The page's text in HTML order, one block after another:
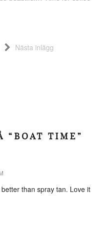
Nästa inlägg
“BOAT TIME”
than spray tan. Love it